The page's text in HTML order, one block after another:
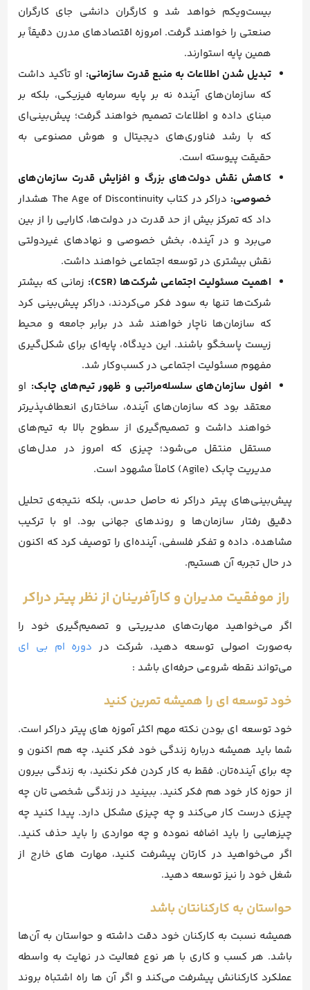
بیست‌ویکم خواهد شد و کارگران دانشی جای کارگران
صنعتی را خواهند گرفت. امروزه اقتصادهای مدرن دقیقاً بر
همین پایه استوارند.
تبدیل شدن اطلاعات به منبع قدرت سازمانی: او تأکید داشت
که سازمان‌های آینده نه بر پایه سرمایه فیزیکی، بلکه بر
مبنای داده و اطلاعات تصمیم خواهند گرفت؛ پیش‌بینی‌ای
که با رشد فناوری‌های دیجیتال و هوش مصنوعی به
حقیقت پیوسته است.
کاهش نقش دولت‌های بزرگ و افزایش قدرت سازمان‌های
خصوصی:
دراکر در کتاب The Age of Discontinuity هشدار
داد که تمرکز بیش از حد قدرت در دولت‌ها، کارایی را از بین
می‌برد و در آینده، بخش خصوصی و نهادهای غیردولتی
نقش بیشتری در توسعه اجتماعی خواهند داشت.
اهمیت مسئولیت اجتماعی شرکت‌ها (CSR):
زمانی که بیشتر
شرکت‌ها تنها به سود فکر می‌کردند، دراکر پیش‌بینی کرد
که سازمان‌ها ناچار خواهند شد در برابر جامعه و محیط
زیست پاسخگو باشند. این دیدگاه، پایه‌ای برای شکل‌گیری
مفهوم مسئولیت اجتماعی در کسب‌وکار شد.
افول سازمان‌های سلسله‌مراتبی و ظهور تیم‌های چابک: او
معتقد بود که سازمان‌های آینده، ساختاری انعطاف‌پذیرتر
خواهند داشت و تصمیم‌گیری از سطوح بالا به تیم‌های
مستقل منتقل می‌شود؛ چیزی که امروز در مدل‌های
مدیریت چابک (Agile) کاملاً مشهود است.
پیش‌بینی‌های پیتر دراکر نه حاصل حدس، بلکه نتیجه‌ی تحلیل
دقیق رفتار سازمان‌ها و روندهای جهانی بود. او با ترکیب
مشاهده، داده و تفکر فلسفی، آینده‌ای را توصیف کرد که اکنون
در حال تجربه آن هستیم.
راز موفقیت مدیران و کارآفرینان از نظر پیتر دراکر
اگر می‌خواهید مهارت‌های مدیریتی و تصمیم‌گیری خود را
به‌صورت اصولی توسعه دهید، شرکت در دوره ام بی ای
می‌تواند نقطه شروعی حرفه‌ای باشد :
خود توسعه ای را همیشه تمرین کنید
خود توسعه ای بودن نکته مهم اکثر آموزه های پیتر دراکر است.
شما باید همیشه درباره زندگی خود فکر کنید، چه هم اکنون و
چه برای آینده‌تان. فقط به کار کردن فکر نکنید، به زندگی بیرون
از حوزه کار خود هم فکر کنید. ببینید در زندگی شخصی تان چه
چیزی درست کار می‌کند و چه چیزی مشکل دارد. پیدا کنید چه
چیزهایی را باید اضافه نموده و چه مواردی را باید حذف کنید.
اگر می‌خواهید در کارتان پیشرفت کنید، مهارت های خارج از
شغل خود را نیز توسعه دهید.
حواستان به کارکنانتان باشد
همیشه نسبت به کارکنان خود دقت داشته و حواستان به آن‌ها
باشد. هر کسب و کاری با هر نوع فعالیت در نهایت به واسطه
عملکرد کارکنانش پیشرفت می‌کند و اگر آن ها راه اشتباه بروند